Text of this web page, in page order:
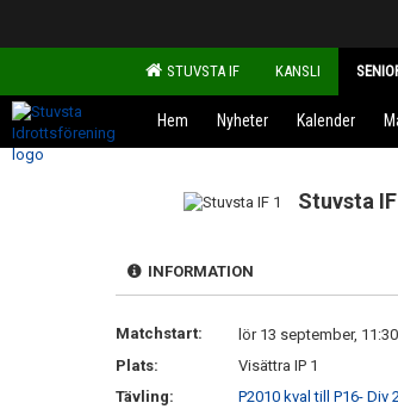
STUVSTA IF KANSLI
Hem Nyheter Kalender
Stuvsta IF
INFORMATION
Matchstart:
lör 13 september, 11:30
Plats:
Visättra IP 1
Tävling:
P2010 kval till P16- Div